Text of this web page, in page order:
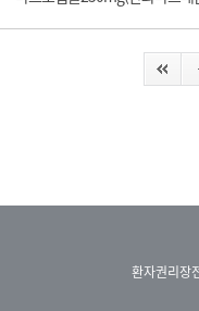
환자권리장